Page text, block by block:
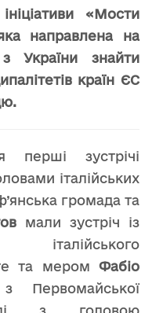
«Мости
направлена на
України знайти
країн ЄС
перші зустрічі
італійських
громада та
мали зустріч із
та мером Фабіо
Первомайської